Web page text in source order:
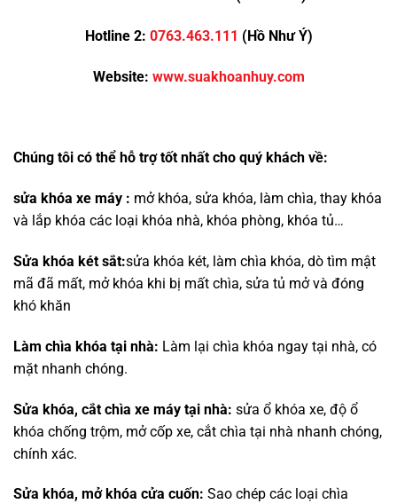
Hotline 2: 0763.463.111 (Hồ Như Ý)
Website: www.suakhoanhuy.com
Chúng tôi có thể hỗ trợ tốt nhất cho quý khách về:
sửa khóa xe máy : mở khóa, sửa khóa, làm chìa, thay khóa
và lắp khóa các loại khóa nhà, khóa phòng, khóa tủ…
Sửa khóa két sắt:sửa khóa két, làm chìa khóa, dò tìm mật
mã đã mất, mở khóa khi bị mất chìa, sửa tủ mở và đóng
khó khăn
Làm chìa khóa tại nhà: Làm lại chìa khóa ngay tại nhà, có
mặt nhanh chóng.
Sửa khóa, cắt chìa xe máy tại nhà: sửa ổ khóa xe, độ ổ
khóa chống trộm, mở cốp xe, cắt chìa tại nhà nhanh chóng,
chính xác.
Sửa khóa, mở khóa cửa cuốn: Sao chép các loại chìa